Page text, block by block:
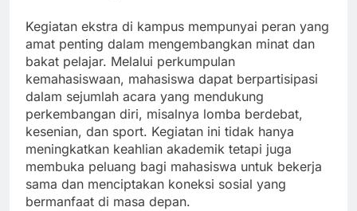
Kegiatan ekstra di kampus mempunyai peran yang
amat penting dalam mengembangkan minat dan
bakat pelajar. Melalui perkumpulan
kemahasiswaan, mahasiswa dapat berpartisipasi
dalam sejumlah acara yang mendukung
perkembangan diri, misalnya lomba berdebat,
kesenian, dan sport. Kegiatan ini tidak hanya
meningkatkan keahlian akademik tetapi juga
membuka peluang bagi mahasiswa untuk bekerja
sama dan menciptakan koneksi sosial yang
bermanfaat di masa depan.